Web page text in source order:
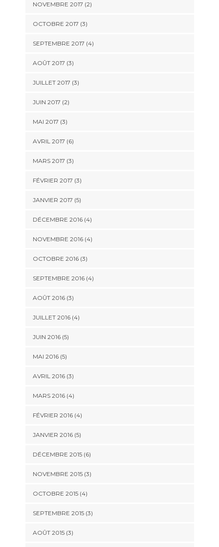
NOVEMBRE 2017 (2)
OCTOBRE 2017 (3)
SEPTEMBRE 2017 (4)
AOÛT 2017 (3)
JUILLET 2017 (3)
JUIN 2017 (2)
MAI 2017 (3)
AVRIL 2017 (6)
MARS 2017 (3)
FÉVRIER 2017 (3)
JANVIER 2017 (5)
DÉCEMBRE 2016(4)
NOVEMBRE 2016(4)
OCTOBRE 2016(3)
SEPTEMBRE 2016(4)
AOÛT 2016(3)
JUILLET 2016(4)
JUIN 2016(5)
MAI 2016(5)
AVRIL 2016(3)
MARS 2016(4)
FÉVRIER 2016(4)
JANVIER 2016(5)
DÉCEMBRE 2015(6)
NOVEMBRE 2015(3)
OCTOBRE 2015(4)
SEPTEMBRE 2015(3)
AOÛT 2015(3)